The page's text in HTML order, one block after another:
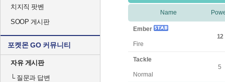
치지직 팟벤
SOOP 게시판
포켓몬 GO 커뮤니티
자유 게시판
└질문과 답변
Name
Ember
Fire
12
Tackle
Normal
5